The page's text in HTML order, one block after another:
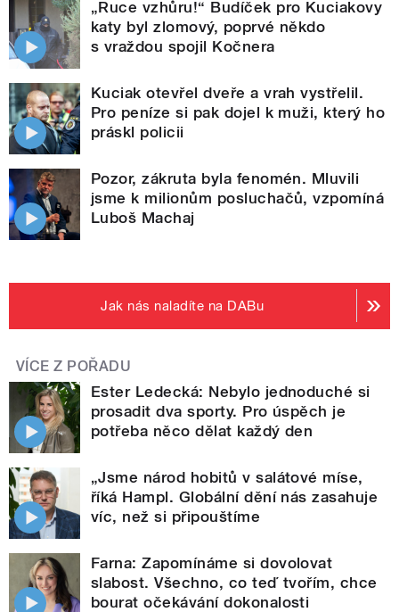
„Ruce vzhůru!“ Budíček pro Kuciakovy
katy byl zlomový, poprvé někdo
s vraždou spojil Kočnera
Kuciak otevřel dveře a vrah vystřelil.
Pro peníze si pak dojel k muži, který ho
práskl policii
Pozor, zákruta byla fenomén. Mluvili
jsme k milionům posluchačů, vzpomíná
Luboš Machaj
Jak nás naladíte na DABu
VÍCE Z POŘADU
Ester Ledecká: Nebylo jednoduché si
prosadit dva sporty. Pro úspěch je
potřeba něco dělat každý den
„Jsme národ hobitů v salátové míse,
říká Hampl. Globální dění nás zasahuje
víc, než si připouštíme
Farna: Zapomínáme si dovolovat
slabost. Všechno, co teď tvořím, chce
bourat očekávání dokonalosti